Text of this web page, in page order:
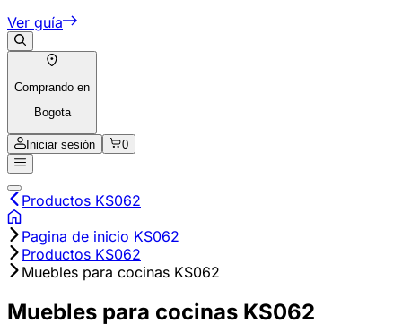
Ver guía
Comprando en
Bogota
Iniciar sesión 0
Productos KS062
Pagina de inicio KS062
Productos KS062
Muebles para cocinas KS062
Muebles para cocinas KS062